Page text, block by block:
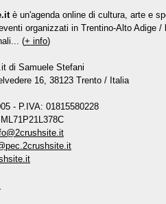
è un'agenda online di cultura, arte e
organizzati in Trentino-Alto Adige /
(+ info)
di Samuele Stefani
16, 38123 Trento / Italia
- P.IVA: 01815580228